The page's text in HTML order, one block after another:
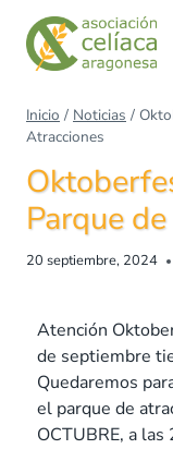
Inicio / Noticias /
Atracciones
Parque
20 septiembre, 2024
Atención
de septiembre
Quedaremos
el parque de
OCTUBRE, a